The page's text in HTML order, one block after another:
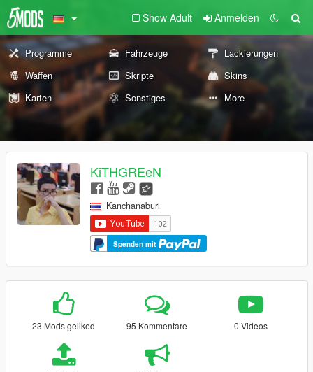
Show Adult Anmelden
Programme Fahrzeuge
Lackierungen
Waffen
Skripte
Skins
Karten
Sonstiges More
KiTHGREeN
Kanchanaburi
Spenden mit
23 Mods geliked 95 Kommentare 0 Videos